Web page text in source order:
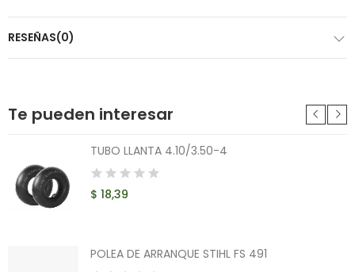
RESEÑAS(0)
Te pueden interesar
TUBO LLANTA 4.10/3.50-4
$ 18,39
POLEA DE ARRANQUE STIHL FS 491